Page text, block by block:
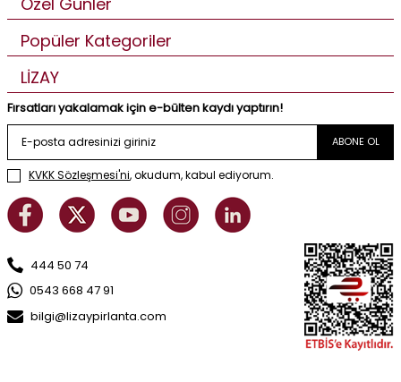
Popüler Kategoriler
LİZAY
Fırsatları yakalamak için e-bülten kaydı yaptırın!
ABONE OL
KVKK Sözleşmesi'ni, okudum, kabul ediyorum.
444 50 74
0543 668 47 91
bilgi@lizaypirlanta.com